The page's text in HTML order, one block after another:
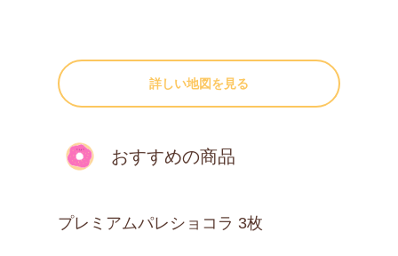
詳しい地図を見る
おすすめの商品
プレミアムパレショコラ 3枚